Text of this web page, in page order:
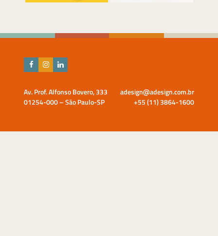
Av. Prof. Alfonso Bovero, 333
01254-000 – São Paulo-SP
adesign@adesign.com.br
+55 (11) 3864-1600